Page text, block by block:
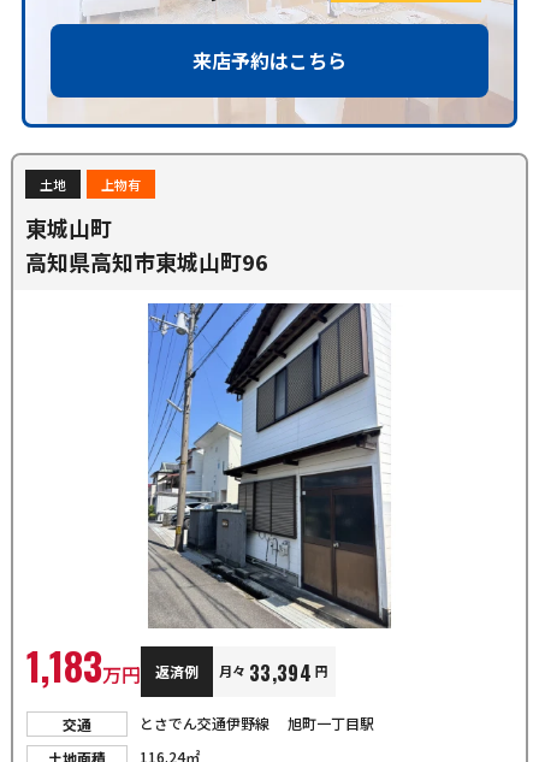
来店予約はこちら
土地 上物有
東城山町
高知県高知市東城山町96
1,183万円 返済例 月々 33,394 円
交通
とさでん交通伊野線 旭町一丁目駅
土地面積
116.24㎡